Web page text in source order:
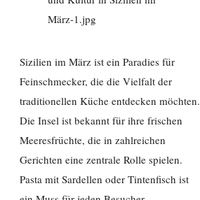
Sizilien im März ist ein Paradies für
Feinschmecker, die die Vielfalt der
traditionellen Küche entdecken möchten.
Die Insel ist bekannt für ihre frischen
Meeresfrüchte, die in zahlreichen
Gerichten eine zentrale Rolle spielen.
Pasta mit Sardellen oder Tintenfisch ist